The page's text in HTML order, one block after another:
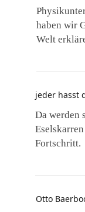
haben wir
Welt
jeder hasst
Da werden
Fortschritt.
Otto